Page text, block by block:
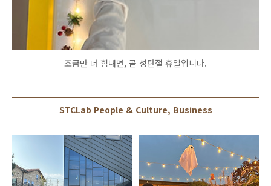
조금만 더 힘내면, 곧 성탄절 휴일입니다.
STCLab People & Culture, Business